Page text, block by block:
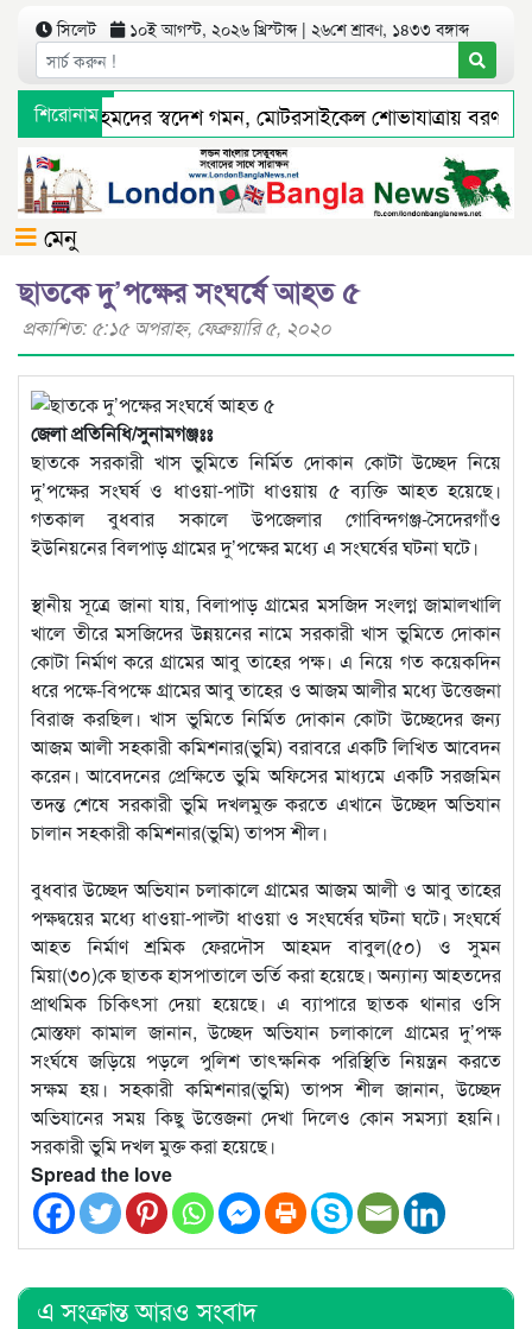
সিলেট ১০ই আগস্ট, ২০২৬ খ্রিস্টাব্দ | ২৬শে শ্রাবণ, ১৪৩৩ বঙ্গাব্দ
শিরোনাম
শামীম আহমদের স্বদেশ গমন, মোটরসাইকেল শোভাযাত্রায় বরণ
রাজস্ব বঞ্চিত
সিলেট ওসমানী বিমানবন্দরে সালাম এয়ার
মেনু
ছাতকে দু’পক্ষের সংঘর্ষে আহত ৫
প্রকাশিত: ৫:১৫ অপরাহ্ণ, ফেব্রুয়ারি ৫, ২০২০
জেলা প্রতিনিধি/সুনামগঞ্জঃঃ
ছাতকে সরকারী খাস ভুমিতে নির্মিত দোকান কোটা উচ্ছেদ নিয়ে
দু’পক্ষের সংঘর্ষ ও ধাওয়া-পাটা ধাওয়ায় ৫ ব্যক্তি আহত হয়েছে।
গতকাল বুধবার সকালে উপজেলার গোবিন্দগঞ্জ-সৈদেরগাঁও
ইউনিয়নের বিলপাড় গ্রামের দু’পক্ষের মধ্যে এ সংঘর্ষের ঘটনা ঘটে।
স্থানীয় সূত্রে জানা যায়, বিলাপাড় গ্রামের মসজিদ সংলগ্ন জামালখালি
খালে তীরে মসজিদের উন্নয়নের নামে সরকারী খাস ভুমিতে দোকান
কোটা নির্মাণ করে গ্রামের আবু তাহের পক্ষ। এ নিয়ে গত কয়েকদিন
ধরে পক্ষে-বিপক্ষে গ্রামের আবু তাহের ও আজম আলীর মধ্যে উত্তেজনা
বিরাজ করছিল। খাস ভুমিতে নির্মিত দোকান কোটা উচ্ছেদের জন্য
আজম আলী সহকারী কমিশনার(ভুমি) বরাবরে একটি লিখিত আবেদন
করেন। আবেদনের প্রেক্ষিতে ভুমি অফিসের মাধ্যমে একটি সরজমিন
তদন্ত শেষে সরকারী ভুমি দখলমুক্ত করতে এখানে উচ্ছেদ অভিযান
চালান সহকারী কমিশনার(ভুমি) তাপস শীল।
বুধবার উচ্ছেদ অভিযান চলাকালে গ্রামের আজম আলী ও আবু তাহের
পক্ষদ্বয়ের মধ্যে ধাওয়া-পাল্টা ধাওয়া ও সংঘর্ষের ঘটনা ঘটে। সংঘর্ষে
আহত নির্মাণ শ্রমিক ফেরদৌস আহমদ বাবুল(৫০) ও সুমন
মিয়া(৩০)কে ছাতক হাসপাতালে ভর্তি করা হয়েছে। অন্যান্য আহতদের
প্রাথমিক চিকিৎসা দেয়া হয়েছে। এ ব্যাপারে ছাতক থানার ওসি
মোস্তফা কামাল জানান, উচ্ছেদ অভিযান চলাকালে গ্রামের দু’পক্ষ
সংর্ঘষে জড়িয়ে পড়লে পুলিশ তাৎক্ষনিক পরিস্থিতি নিয়ন্ত্রন করতে
সক্ষম হয়। সহকারী কমিশনার(ভুমি) তাপস শীল জানান, উচ্ছেদ
অভিযানের সময় কিছু উত্তেজনা দেখা দিলেও কোন সমস্যা হয়নি।
সরকারী ভুমি দখল মুক্ত করা হয়েছে।
Spread the love
এ সংক্রান্ত আরও সংবাদ